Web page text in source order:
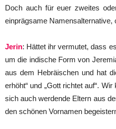
Doch auch für euer zweites
einprägsame Namensalternative,
Jerin: Hättet ihr vermutet, dass
um die indische Form von
aus dem Hebräischen und hat
erhöht“ und „Gott richtet auf“.
sich auch werdende Eltern aus
den schönen Vornamen